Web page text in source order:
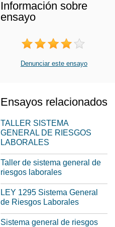
Información sobre
ensayo
Denunciar este ensayo
Ensayos relacionados
TALLER SISTEMA
GENERAL DE RIESGOS
LABORALES
Taller de sistema general de
riesgos laborales
LEY 1295 Sistema General
de Riesgos Laborales
Sistema general de riesgos